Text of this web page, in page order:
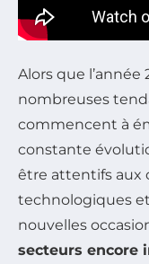
Alors que l’année
nombreuses
commencent à
constante
être attentifs aux
technologiques
nouvelles
secteurs encore